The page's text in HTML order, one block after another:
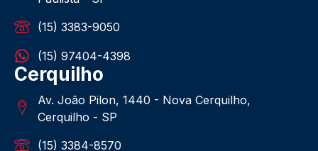
(15) 3383-9050
(15) 97404-4398
Cerquilho
Av. João Pilon, 1440 - Nova Cerquilho,
Cerquilho - SP
(15) 3384-8570